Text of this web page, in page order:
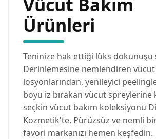
Ürünleri
Teninize hak ettiği lüks dokunuşu
Derinlemesine nemlendiren vücut
losyonlarından, yenileyici
boyu iz bırakan vücut spreylerine
seçkin vücut bakım koleksiyonu
Kozmetik'te. Pürüzsüz ve nemli
favori markanızı hemen keşfedin.